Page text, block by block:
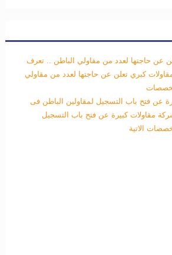
عن حاجتها لعدد من مقاولي الباطن .. تعرف
كبري تعلن عن حاجتها لعدد من مقاولي
عن فتح باب التسجيل لمقاولين الباطن فى
مقاولات كبيرة عن فتح باب التسجيل
الاتية